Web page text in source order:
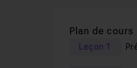
Plan de cours
Leçon 1